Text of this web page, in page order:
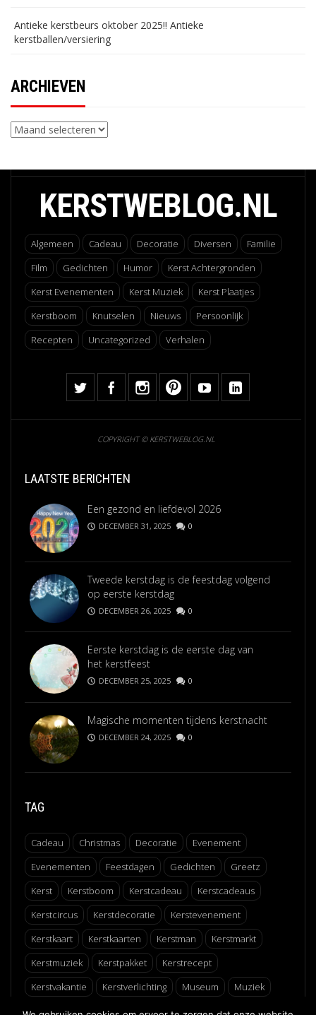
Antieke kerstbeurs oktober 2025!! Antieke
kerstballen/versiering
ARCHIEVEN
Archieven
KERSTWEBLOG.NL
Algemeen Cadeau Decoratie Diversen
Familie
Film
Gedichten Humor
Kerst Achtergronden
Kerst Evenementen
Kerst Muziek
Kerst Plaatjes
Kerstboom
Knutselen Nieuws
Persoonlijk
Recepten
Uncategorized Verhalen
COPYRIGHT © KERSTWEBLOG.NL
LAATSTE BERICHTEN
Een gezond en liefdevol 2026
DECEMBER 31, 2025 0
Tweede kerstdag is de feestdag volgend
op eerste kerstdag
DECEMBER 26, 2025 0
Eerste kerstdag is de eerste dag van
het kerstfeest
DECEMBER 25, 2025 0
Magische momenten tijdens kerstnacht
DECEMBER 24, 2025 0
TAG
Cadeau Christmas Decoratie
Evenement
Evenementen
Feestdagen Gedichten
Greetz
Kerst
Kerstboom Kerstcadeau
Kerstcadeaus
Kerstcircus
Kerstdecoratie
Kerstevenement
Kerstkaart
Kerstkaarten Kerstman
Kerstmarkt
Kerstmuziek
Kerstpakket
Kerstrecept
Kerstvakantie
Kerstverlichting Museum
Muziek
Recept
Schaatsen Winter Winterfair